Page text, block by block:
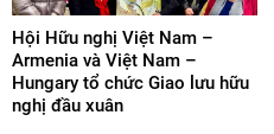
Hội Hữu nghị Việt Nam –
Armenia và Việt Nam –
Hungary tổ chức Giao lưu hữu
nghị đầu xuân